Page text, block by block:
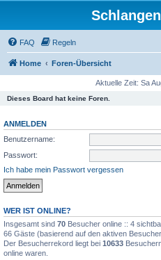
FAQ Regeln
Home Foren-Übersicht
Aktuelle Zeit: Sa
Dieses Board hat keine Foren.
ANMELDEN
Benutzername:
Passwort:
Ich habe mein Passwort vergessen
WER IST ONLINE?
Insgesamt sind 70 Besucher online :: 4
66 Gäste (basierend auf den aktiven
Der Besucherrekord liegt bei 10633
online waren.